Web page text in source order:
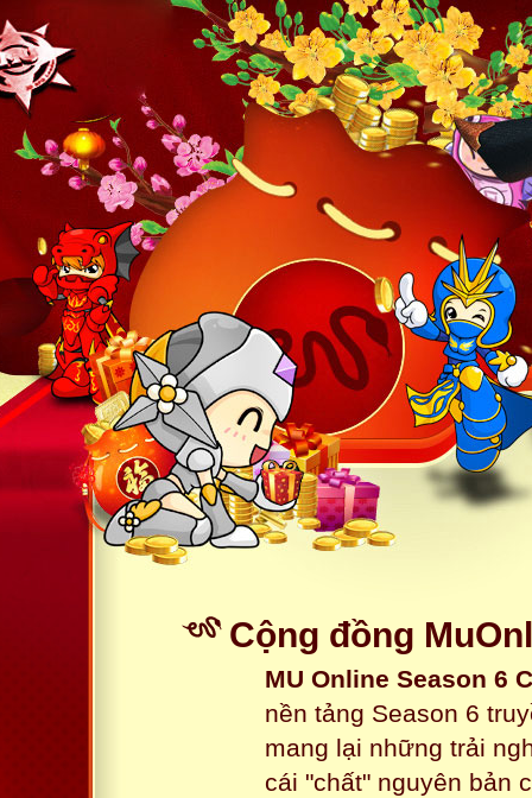
Cộng đồng
MU Online Season 6
nền tảng Season 6
mang lại những trải
cái "chất" nguyên bản